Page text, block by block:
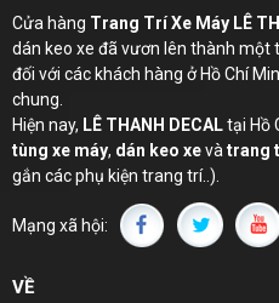
Cửa hàng Trang Trí Xe Máy LÊ
dán keo xe đã vươn lên thành một
đối với các khách hàng ở Hồ Chí
chung.
Hiện nay, LÊ THANH DECALtại Hồ
tùng xe máy, dán keo xevàtrang
gắn các phụ kiện trang trí..).
Mạng xã hội:
VỀ